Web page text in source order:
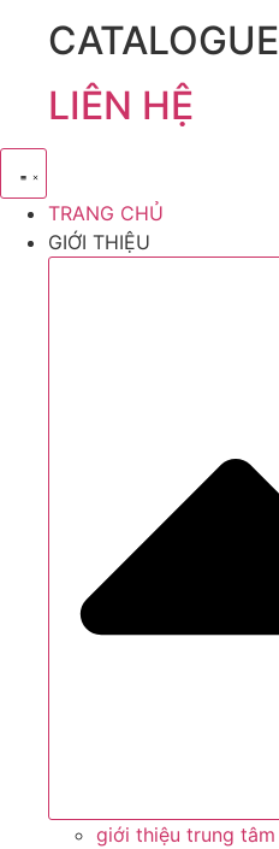
CATALOGUE
LIÊN HỆ
TRANG CHỦ
GIỚI THIỆU
giới thiệu trung tâm